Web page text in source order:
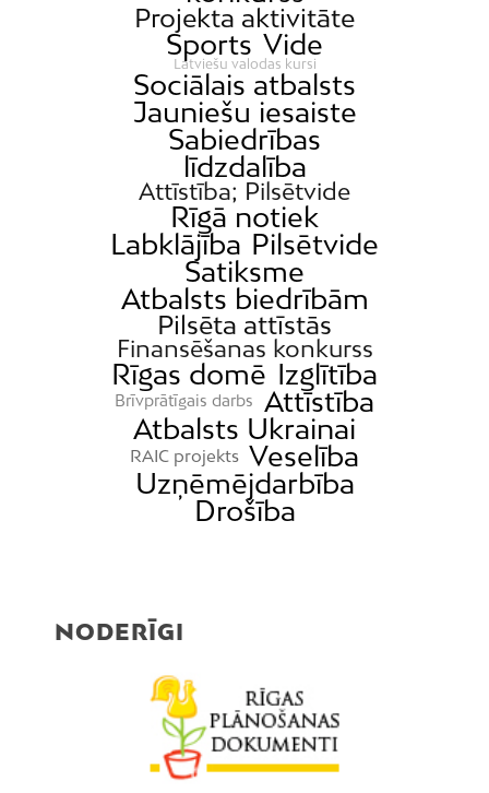
Projekta aktivitāte
Sports Vide
Latviešu valodas kursi
Sociālais atbalsts
Jauniešu iesaiste
Sabiedrības
līdzdalība
Attīstība; Pilsētvide
Rīgā notiek
Labklājība Pilsētvide
Satiksme
Atbalsts biedrībām
Pilsēta attīstās
Finansēšanas konkurss
Rīgas domē Izglītība
Brīvprātīgais darbs
Attīstība
Atbalsts Ukrainai
RAIC projekts Veselība
Uzņēmējdarbība
Drošība
NODERĪGI